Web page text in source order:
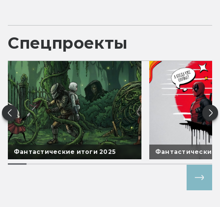
Спецпроекты
Фантастические итоги 2025 Фантастические